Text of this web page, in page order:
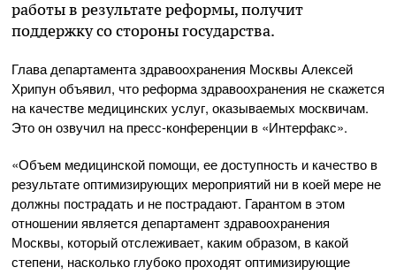
работы в результате реформы, получит
поддержку со стороны государства.
Глава департамента здравоохранения Москвы Алексей
Хрипун объявил, что реформа здравоохранения не скажется
на качестве медицинских услуг, оказываемых москвичам.
Это он озвучил на пресс-конференции в «Интерфакс».
«Объем медицинской помощи, ее доступность и качество в
результате оптимизирующих мероприятий ни в коей мере не
должны пострадать и не пострадают. Гарантом в этом
отношении является департамент здравоохранения
Москвы, который отслеживает, каким образом, в какой
степени, насколько глубоко проходят оптимизирующие